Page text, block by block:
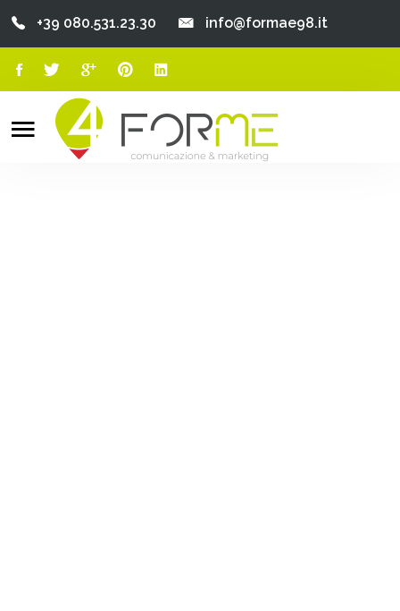
Chi Siamo
+39 080.531.23.30 info@formae98.it
Search